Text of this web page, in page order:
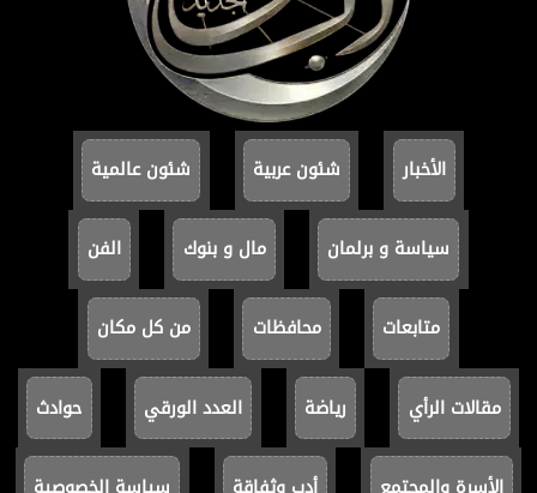
الأخبار شئون عربية شئون عالمية
سياسة و برلمان مال و بنوك الفن
متابعات محافظات من كل مكان
مقالات الرأي رياضة العدد الورقي حوادث